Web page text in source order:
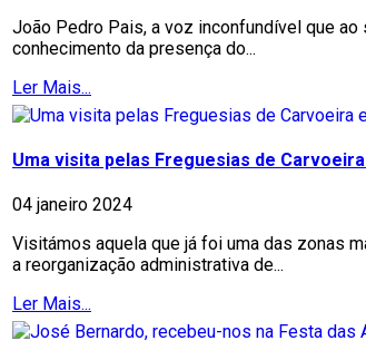
João Pedro Pais, a voz inconfundível que
conhecimento da presença do...
Ler Mais...
Uma visita pelas Freguesias de
04 janeiro 2024
Visitámos aquela que já foi uma das zonas
a reorganização administrativa de...
Ler Mais...